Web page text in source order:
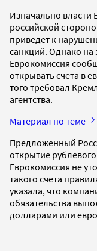
Изначально власти
российской
приведет к
санкций. Однако на
Еврокомиссия
открывать счета в
того требовал
агентства.
Материал по теме
Предложенный
открытие
Еврокомиссия не
такого счета
указала, что
обязательства
долларами или